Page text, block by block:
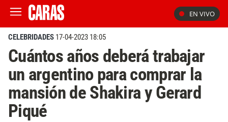
EN VIVO
CELEBRIDADES 17-04-2023 18:05
Cuántos años deberá trabajar
un argentino para comprar la
mansión de Shakira y Gerard
Piqué